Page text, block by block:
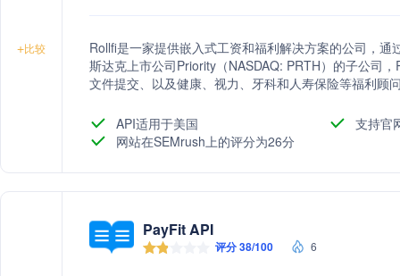
+比较
Rollfi是一家提供嵌入式工资和福利解决方案的公司，
斯达克上市公司Priority（NASDAQ: PRTH）的子公司
文件提交、以及健康、视力、牙科和人寿保险等福利顾
等。 API适用于美国
支持官
网站在SEMrush上的评分为26分
PayFit API
评分 38/100 6